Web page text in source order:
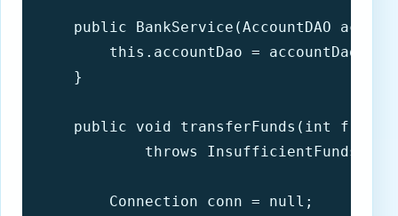
public BankService(AccountDAO
        this.accountDao = accountDao;
    }
public void transferFunds(int
throws
        Connection conn = null;